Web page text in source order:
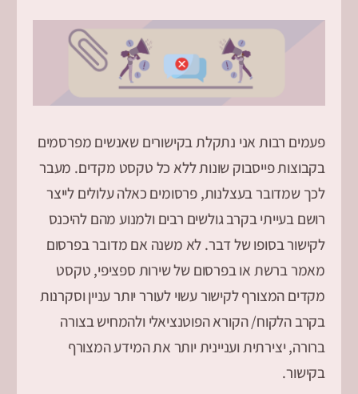
פעמים רבות אני נתקלת בקישורים שאנשים מפרסמים
בקבוצות פייסבוק שונות ללא כל טקסט מקדים. מעבר
לכך שמדובר בעצלנות, פרסומים כאלה עלולים לייצר
רושם בעייתי בקרב גולשים רבים ולמנוע מהם להיכנס
לקישור בסופו של דבר. לא משנה אם מדובר בפרסום
מאמר ברשת או בפרסום של שירות ספציפי, טקסט
מקדים המצורף לקישור עשוי לעורר יותר עניין וסקרנות
בקרב הלקוח/ הקורא הפוטנציאלי ולהמחיש בצורה
ברורה, יצירתית ועניינית יותר את המידע המצורף
בקישור.